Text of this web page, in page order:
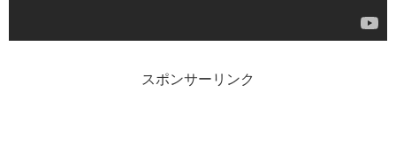
スポンサーリンク